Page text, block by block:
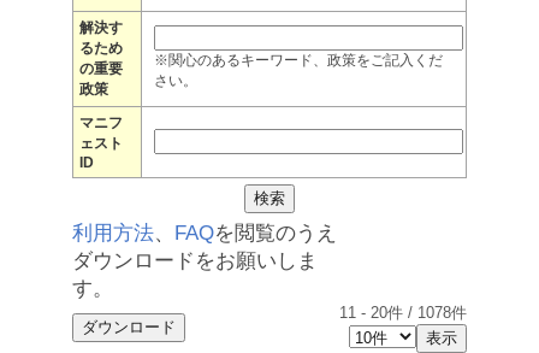
解決す
るため
の重要
政策
※関心のあるキーワード、政策をご記入くだ
さい。
マニフ
ェスト
ID
利用方法、 FAQを閲覧のうえ
ダウンロードをお願いしま
す。
11 - 20件 / 1078件